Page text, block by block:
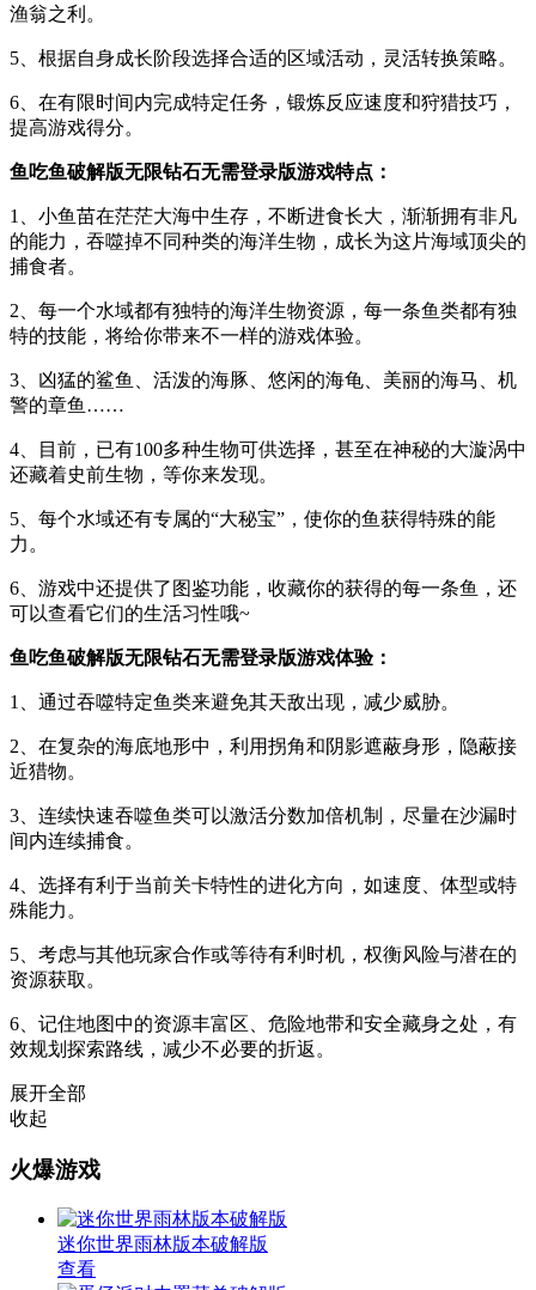
渔翁之利。
5、根据自身成长阶段选择合适的区域活动，灵活转换策略。
6、在有限时间内完成特定任务，锻炼反应速度和狩猎技巧，
提高游戏得分。
鱼吃鱼破解版无限钻石无需登录版游戏特点：
1、小鱼苗在茫茫大海中生存，不断进食长大，渐渐拥有非凡
的能力，吞噬掉不同种类的海洋生物，成长为这片海域顶尖的
捕食者。
2、每一个水域都有独特的海洋生物资源，每一条鱼类都有独
特的技能，将给你带来不一样的游戏体验。
3、凶猛的鲨鱼、活泼的海豚、悠闲的海龟、美丽的海马、机
警的章鱼……
4、目前，已有100多种生物可供选择，甚至在神秘的大漩涡中
还藏着史前生物，等你来发现。
5、每个水域还有专属的“大秘宝”，使你的鱼获得特殊的能
力。
6、游戏中还提供了图鉴功能，收藏你的获得的每一条鱼，还
可以查看它们的生活习性哦~
鱼吃鱼破解版无限钻石无需登录版游戏体验：
1、通过吞噬特定鱼类来避免其天敌出现，减少威胁。
2、在复杂的海底地形中，利用拐角和阴影遮蔽身形，隐蔽接
近猎物。
3、连续快速吞噬鱼类可以激活分数加倍机制，尽量在沙漏时
间内连续捕食。
4、选择有利于当前关卡特性的进化方向，如速度、体型或特
殊能力。
5、考虑与其他玩家合作或等待有利时机，权衡风险与潜在的
资源获取。
6、记住地图中的资源丰富区、危险地带和安全藏身之处，有
效规划探索路线，减少不必要的折返。
展开全部
收起
火爆游戏
迷你世界雨林版本破解版
查看